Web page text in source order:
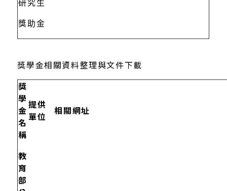
研究生
獎助金
獎學金相關資料整理與文件下載
獎
學
金
名
稱
提供
單位
相關網址
教
育
部